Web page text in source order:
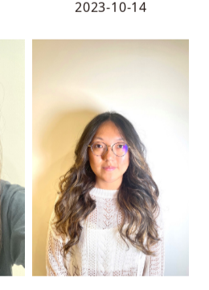
2023-10-14